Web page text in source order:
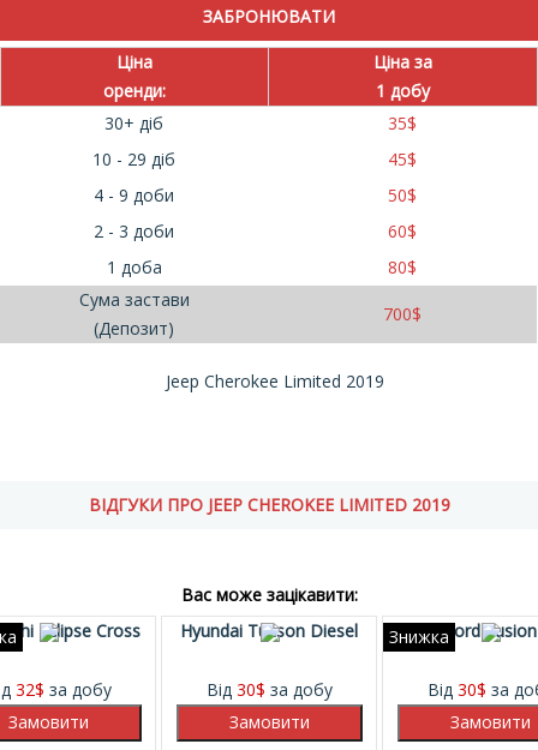
Ціна
оренди:
Ціна за
1 добу
30+ діб
35$
10 - 29 діб
45$
4 - 9 доби
50$
2 - 3 доби
60$
1 доба
80$
Сума застави
(Депозит)
700$
Jeep Cherokee Limited 2019
ВІДГУКИ ПРО JEEP CHEROKEE LIMITED 2019
Вас може зацікавити:
Eclipse Cross
32$ за добу
Hyundai Tucson Diesel
Від 30$ за добу
ЗнижкаFord Fusion
Від 30$ за